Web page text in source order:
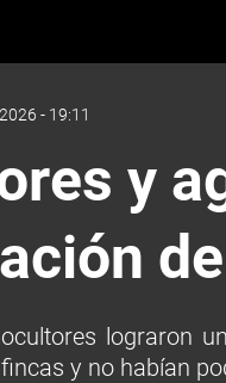
- 19:11
y
lograron
y no habían